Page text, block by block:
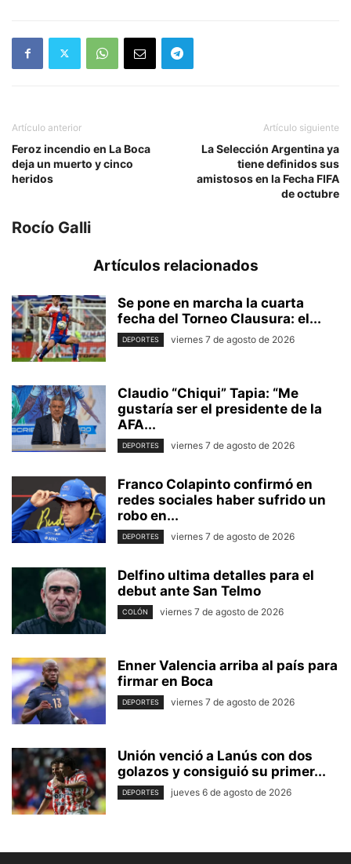
Artículo anterior
Feroz incendio en La Boca
deja un muerto y cinco
heridos
Artículo siguiente
La Selección Argentina ya
tiene definidos sus
amistosos en la Fecha FIFA
de octubre
Rocío Galli
Artículos relacionados
Se pone en marcha la cuarta
fecha del Torneo Clausura: el...
DEPORTES viernes 7 de agosto de 2026
Claudio “Chiqui” Tapia: “Me
gustaría ser el presidente de la
AFA...
DEPORTES viernes 7 de agosto de 2026
Franco Colapinto confirmó en
redes sociales haber sufrido un
robo en...
DEPORTES viernes 7 de agosto de 2026
Delfino ultima detalles para el
debut ante San Telmo
COLÓN viernes 7 de agosto de 2026
Enner Valencia arriba al país para
firmar en Boca
DEPORTES viernes 7 de agosto de 2026
Unión venció a Lanús con dos
golazos y consiguió su primer...
DEPORTES jueves 6 de agosto de 2026